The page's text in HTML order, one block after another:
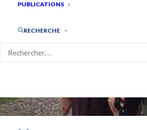
PUBLICATIONS
RECHERCHE